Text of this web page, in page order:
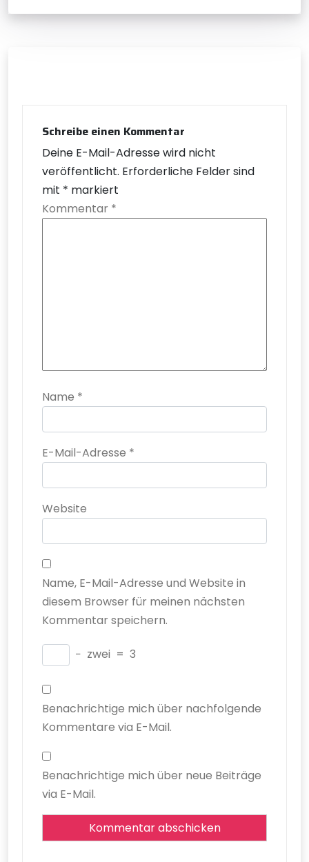
Schreibe einen Kommentar
Deine E-Mail-Adresse wird nicht
veröffentlicht. Erforderliche Felder sind
mit * markiert
Kommentar *
Name *
E-Mail-Adresse *
Website
Name, E-Mail-Adresse und Website in
diesem Browser für meinen nächsten
Kommentar speichern.
− zwei = 3
Benachrichtige mich über nachfolgende
Kommentare via E-Mail.
Benachrichtige mich über neue Beiträge
via E-Mail.